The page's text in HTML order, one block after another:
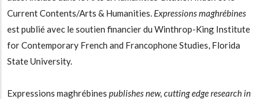
Current Contents/Arts & Humanities. Expressions maghrébines
est publié avec le soutien financier du Winthrop-King Institute
for Contemporary French and Francophone Studies, Florida
State University.
Expressions maghrébines publishes new, cutting edge research in